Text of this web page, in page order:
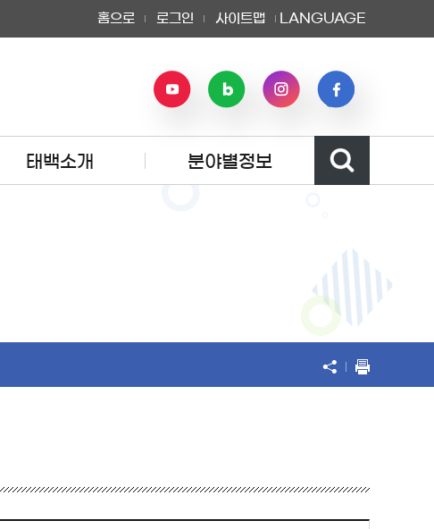
홈으로 로그인 사이트맵 LANGUAGE
태백소개 분야별정보